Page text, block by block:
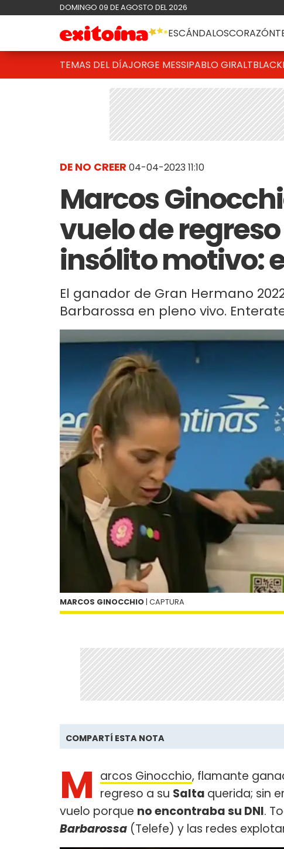
DOMINGO 09 DE AGOSTO DEL 2026
ESCÁNDALOSCORAZÓN
TEMAS DEL DÍAJORGE MESSIPABLO GIRALT
DE NO CREER 04-04-2023 11:10
Marcos
vuelo de
insólito motivo:
El ganador de Gran Hermano
Barbarossa en pleno vivo.
MARCOS GINOCCHIO | CAPTURA
COMPARTÍ ESTA NOTA
M arcos Ginocchio, flamante
regreso a su Salta querida; sin
vuelo porque no encontraba su DNI.
Barbarossa (Telefe) y las redes